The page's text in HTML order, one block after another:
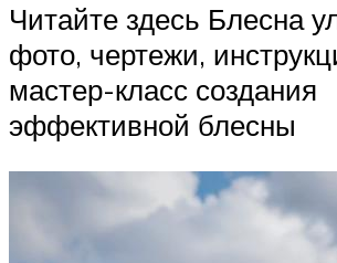
Читайте здесь Блесна
фото, чертежи,
мастер-класс создания
эффективной блесны